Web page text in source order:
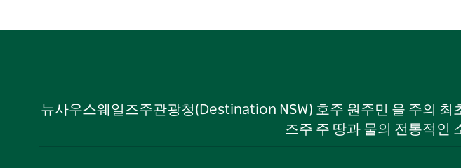
뉴사우스웨일즈주관광청(Destination NSW) 호주 원주민 을 주의
즈주 주 땅과 물의 전통적인